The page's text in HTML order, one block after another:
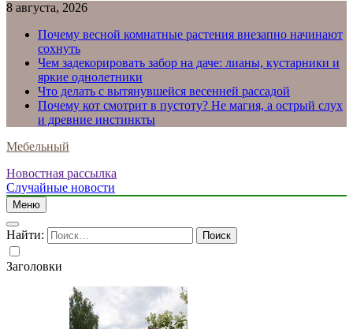
8 августа, 2026
Почему весной комнатные растения внезапно начинают
сохнуть
Чем задекорировать забор на даче: лианы, кустарники и
яркие однолетники
Что делать с вытянувшейся весенней рассадой
Почему кот смотрит в пустоту? Не магия, а острый слух
и древние инстинкты
Мебельный
Новостная рассылка
Случайные новости
Меню
Найти:
Заголовки